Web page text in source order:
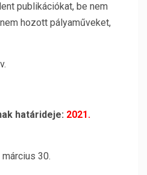
publikációkat, be nem
hozott pályaműveket,
határideje: 2021.
30.